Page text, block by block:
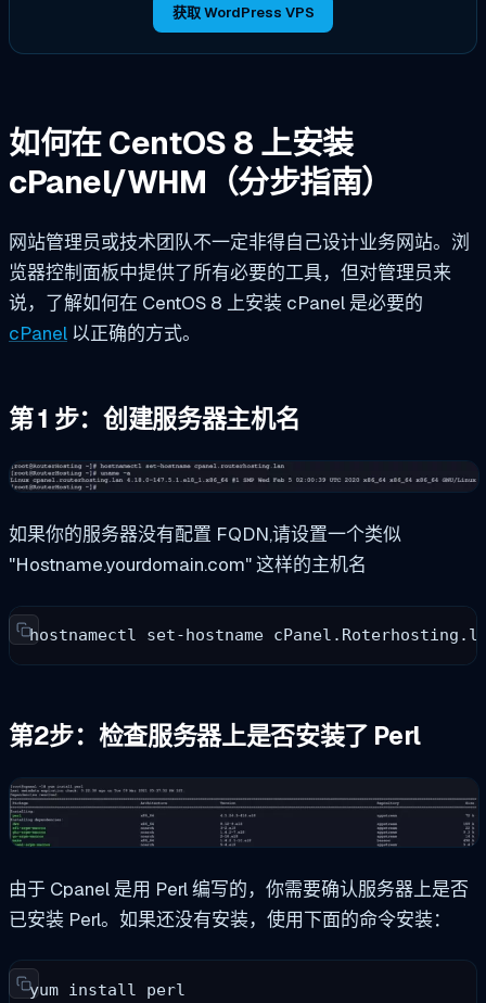
获取 WordPress VPS
如何在 CentOS 8 上安装
cPanel/WHM（分步指南）
网站管理员或技术团队不一定非得自己设计业务网站。浏
览器控制面板中提供了所有必要的工具，但对管理员来
说，了解如何在 CentOS 8 上安装 cPanel 是必要的
cPanel 以正确的方式。
第 1 步：创建服务器主机名
如果你的服务器没有配置 FQDN,请设置一个类似
"Hostname.yourdomain.com" 这样的主机名
hostnamectl set-hostname
第2步：检查服务器上是否安装了 Perl
由于 Cpanel 是用 Perl 编写的，你需要确认服务器上是否
已安装 Perl。如果还没有安装，使用下面的命令安装：
yum install perl